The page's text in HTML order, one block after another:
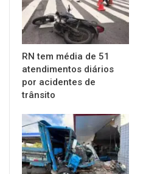
RN tem média de 51
atendimentos diários
por acidentes de
trânsito